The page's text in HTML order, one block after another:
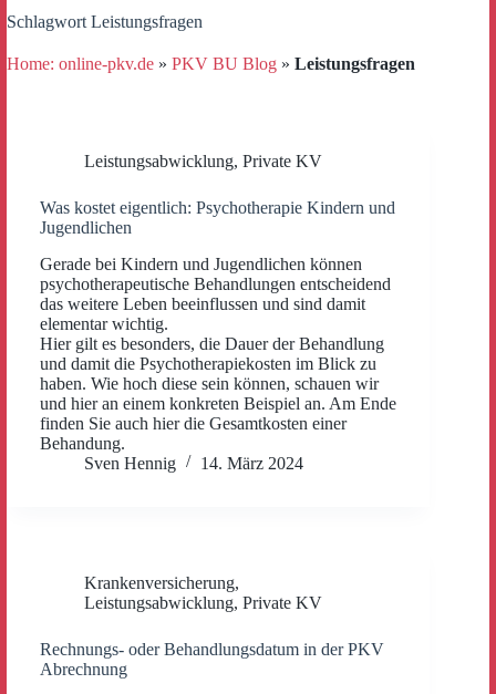
Schlagwort Leistungsfragen
Home: online-pkv.de » PKV BU Blog » Leistungsfragen
Leistungsabwicklung, Private KV
Was kostet eigentlich: Psychotherapie Kindern und
Jugendlichen
Gerade bei Kindern und Jugendlichen können
psychotherapeutische Behandlungen entscheidend
das weitere Leben beeinflussen und sind damit
elementar wichtig.
Hier gilt es besonders, die Dauer der Behandlung
und damit die Psychotherapiekosten im Blick zu
haben. Wie hoch diese sein können, schauen wir
und hier an einem konkreten Beispiel an. Am Ende
finden Sie auch hier die Gesamtkosten einer
Behandung.
Sven Hennig
14. März 2024
Krankenversicherung,
Leistungsabwicklung, Private KV
Rechnungs- oder Behandlungsdatum in der PKV
Abrechnung